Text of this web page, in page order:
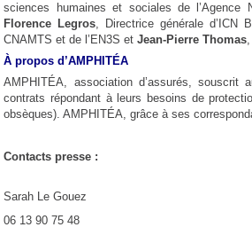
sciences humaines et sociales de
Florence Legros, Directrice générale
CNAMTS et de l’EN3S etJean-Pierre Thomas
À propos d’AMPHITÉA
AMPHITÉA, association d’assurés,
contrats répondant à leurs besoins de
obsèques). AMPHITÉA, grâce à ses
Contacts presse :
Sarah Le Gouez
06 13 90 75 48